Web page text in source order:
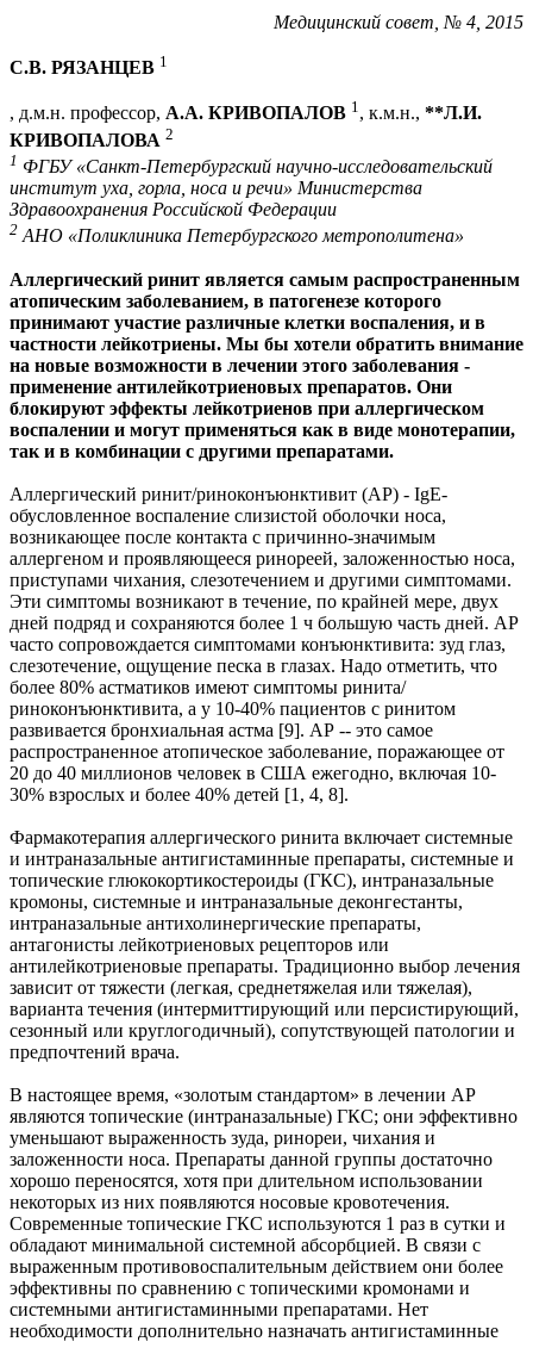
Медицинский совет, № 4, 2015
С.В. РЯЗАНЦЕВ 1
, д.м.н. профессор, А.А. КРИВОПАЛОВ 1, к.м.н., **Л.И.
КРИВОПАЛОВА 2
1 ФГБУ «Санкт-Петербургский научно-исследовательский
институт уха, горла, носа и речи» Министерства
Здравоохранения Российской Федерации
2 АНО «Поликлиника Петербургского метрополитена»
Аллергический ринит является самым распространенным
атопическим заболеванием, в патогенезе которого
принимают участие различные клетки воспаления, и в
частности лейкотриены. Мы бы хотели обратить внимание
на новые возможности в лечении этого заболевания -
применение антилейкотриеновых препаратов. Они
блокируют эффекты лейкотриенов при аллергическом
воспалении и могут применяться как в виде монотерапии,
так и в комбинации с другими препаратами.
Аллергический ринит/риноконъюнктивит (АР) - IgE-
обусловленное воспаление слизистой оболочки носа,
возникающее после контакта с причинно-значимым
аллергеном и проявляющееся ринореей, заложенностью носа,
приступами чихания, слезотечением и другими симптомами.
Эти симптомы возникают в течение, по крайней мере, двух
дней подряд и сохраняются более 1 ч большую часть дней. АР
часто сопровождается симптомами конъюнктивита: зуд глаз,
слезотечение, ощущение песка в глазах. Надо отметить, что
более 80% астматиков имеют симптомы ринита/
риноконъюнктивита, а у 10-40% пациентов с ринитом
развивается бронхиальная астма [9]. АР -- это самое
распространенное атопическое заболевание, поражающее от
20 до 40 миллионов человек в США ежегодно, включая 10-
30% взрослых и более 40% детей [1, 4, 8].
Фармакотерапия аллергического ринита включает системные
и интраназальные антигистаминные препараты, системные и
топические глюкокортикостероиды (ГКС), интраназальные
кромоны, системные и интраназальные деконгестанты,
интраназальные антихолинергические препараты,
антагонисты лейкотриеновых рецепторов или
антилейкотриеновые препараты. Традиционно выбор лечения
зависит от тяжести (легкая, среднетяжелая или тяжелая),
варианта течения (интермиттирующий или персистирующий,
сезонный или круглогодичный), сопутствующей патологии и
предпочтений врача.
В настоящее время, «золотым стандартом» в лечении АР
являются топические (интраназальные) ГКС; они эффективно
уменьшают выраженность зуда, ринореи, чихания и
заложенности носа. Препараты данной группы достаточно
хорошо переносятся, хотя при длительном использовании
некоторых из них появляются носовые кровотечения.
Современные топические ГКС используются 1 раз в сутки и
обладают минимальной системной абсорбцией. В связи с
выраженным противовоспалительным действием они более
эффективны по сравнению с топическими кромонами и
системными антигистаминными препаратами. Нет
необходимости дополнительно назначать антигистаминные